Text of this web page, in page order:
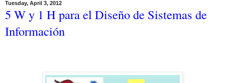
Tuesday, April 3, 2012
5 W y 1 H para el Diseño de Sistemas de
Información